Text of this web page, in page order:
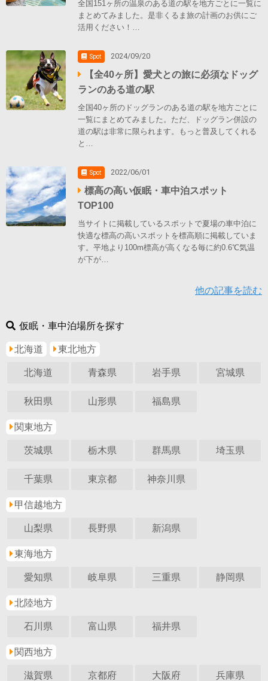
全国151ヶ所の温泉のある道の駅を地方ごとに一覧に
まとめてみました。是非くるま旅の計画のお供にご
活用ください！…
Spot 2024/09/20
【全40ヶ所】愛犬との旅に必須なドッグ
ランのある道の駅
全国40ヶ所のドッグランのある道の駅を地方ごとに
一覧にまとめてみました。ただ、ドッグラン併設の
道の駅は非常に限られます。もっと普及してくれる
と…
Spot 2022/06/01
標高の高い仮眠・車中泊スポット
TOP100
当サイトに掲載しているスポットで夏場の車中泊に
快適な標高の高いスポットを標高順に掲載していま
す。平地より100m標高が高くなる毎に約0.6℃気温
が下が…
他の記事を読む
仮眠・車中泊場所を探す
北海道 東北地方
北海道 青森県 岩手県 宮城県
秋田県 山形県 福島県
関東地方
茨城県 栃木県 群馬県 埼玉県
千葉県 東京都 神奈川県
甲信越地方
山梨県 長野県 新潟県
東海地方
愛知県 岐阜県 三重県 静岡県
北陸地方
石川県 富山県 福井県
関西地方
滋賀県 京都府 大阪府 兵庫県